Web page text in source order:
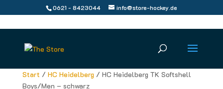
0621 - 8423044 info@store-hockey.de
Start / HC Heidelberg / HC Heidelberg TK Softshell
Boys/Men – schwarz